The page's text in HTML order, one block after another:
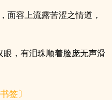
面容上流露苦涩之情道，
，有泪珠顺着脸庞无声滑
签〕